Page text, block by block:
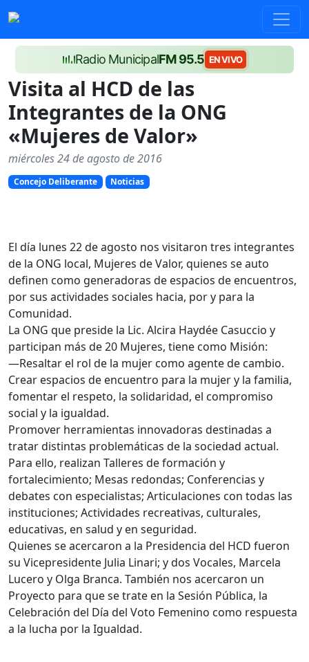
Radio MunicipalFM 95.5 EN VIVO
Visita al HCD de las
Integrantes de la ONG
«Mujeres de Valor»
miércoles 24 de agosto de 2016
Concejo Deliberante Noticias
El día lunes 22 de agosto nos visitaron tres integrantes
de la ONG local, Mujeres de Valor, quienes se auto
definen como generadoras de espacios de encuentros,
por sus actividades sociales hacia, por y para la
Comunidad.
La ONG que preside la Lic. Alcira Haydée Casuccio y
participan más de 20 Mujeres, tiene como Misión:
—Resaltar el rol de la mujer como agente de cambio.
Crear espacios de encuentro para la mujer y la familia,
fomentar el respeto, la solidaridad, el compromiso
social y la igualdad.
Promover herramientas innovadoras destinadas a
tratar distintas problemáticas de la sociedad actual.
Para ello, realizan Talleres de formación y
fortalecimiento; Mesas redondas; Conferencias y
debates con especialistas; Articulaciones con todas las
instituciones; Actividades recreativas, culturales,
educativas, en salud y en seguridad.
Quienes se acercaron a la Presidencia del HCD fueron
su Vicepresidente Julia Linari; y dos Vocales, Marcela
Lucero y Olga Branca. También nos acercaron un
Proyecto para que se trate en la Sesión Pública, la
Celebración del Día del Voto Femenino como respuesta
a la lucha por la Igualdad.